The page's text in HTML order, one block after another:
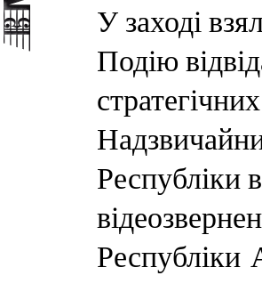
У заході
Подію
Республіки
Республіки